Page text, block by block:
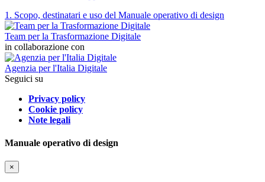
1. Scopo, destinatari e uso del Manuale operativo di design
Team per la Trasformazione Digitale
in collaborazione con
Agenzia per l'Italia Digitale
Seguici su
Privacy policy
Cookie policy
Note legali
Manuale operativo di design
×